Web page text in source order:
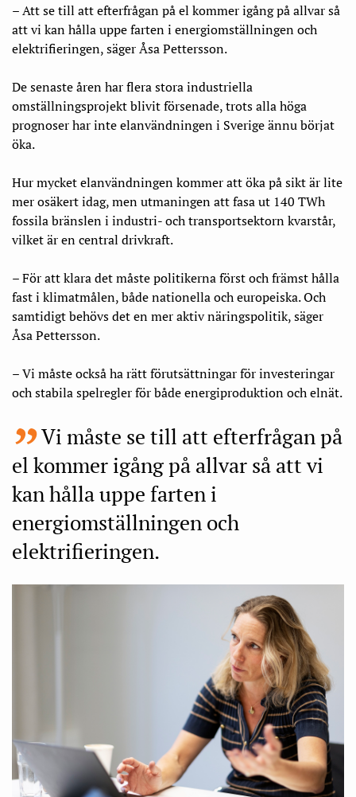
– Att se till att efterfrågan på el kommer igång på allvar så
att vi kan hålla uppe farten i energiomställningen och
elektrifieringen, säger Åsa Pettersson.
De senaste åren har flera stora industriella
omställningsprojekt blivit försenade, trots alla höga
prognoser har inte elanvändningen i Sverige ännu börjat
öka.
Hur mycket elanvändningen kommer att öka på sikt är lite
mer osäkert idag, men utmaningen att fasa ut 140 TWh
fossila bränslen i industri- och transportsektorn kvarstår,
vilket är en central drivkraft.
– För att klara det måste politikerna först och främst hålla
fast i klimatmålen, både nationella och europeiska. Och
samtidigt behövs det en mer aktiv näringspolitik, säger
Åsa Pettersson.
– Vi måste också ha rätt förutsättningar för investeringar
och stabila spelregler för både energiproduktion och elnät.
Vi måste se till att efterfrågan på
el kommer igång på allvar så att vi
kan hålla uppe farten i
energiomställningen och
elektrifieringen.